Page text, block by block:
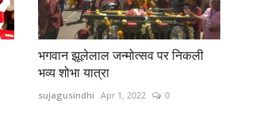
भगवान झूलेलाल जन्मोत्सव पर निकली
भव्य शोभा यात्रा
sujagusindhi Apr 1, 2022 0